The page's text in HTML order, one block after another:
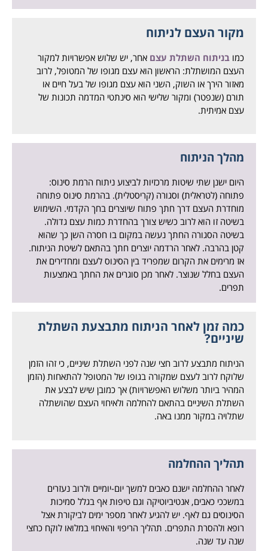
מקור העצם לניתוח
כמו בניתוח השתלת עצם אחר, יש שלוש אפשרויות למקור
העצם המושתלת: הראשון הוא עצם מגופו של המטופל, לרוב
מאזור הירך או השוק, השני הוא עצם מגופו של בעל חיים או
תורם (שנפטר) ומקור שלישי הוא סינתטי המדמה תכונות של
עצם אמיתית.
מהלך הניתוח
היום ישנן שתי שיטות מרכזיות לביצוע ניתוח הרמת סינוס:
פתוחה (לטראלית) וסגורה (קריסטלית). בהרמת סינוס פתוחה
מוחדרת העצם דרך חתך פתוח שיוצרים בחך הקדמי. השימוש
בשיטה זו הוא לרוב כשיש צורך בהחדרת כמות עצם גדולה.
בשיטה הסגורה החתך נעשה במקום בו חסרה השן כך שהוא
קטן בהרבה. לאחר הרדמה יוצרים חתך בהתאם לשיטת הניתוח.
אז מרימים את הקרום שמפריד בין הסינוס לעצם ומחדירים את
העצם בחלל שנוצר. לאחר מכן סוגרים את החתך באמצעות
תפרים.
כמה זמן לאחר הניתוח מתבצעת השתלת
שיניים?
הניתוח מתבצע לרוב חצי שנה לפני השתלת שיניים, כי זהו הזמן
שלוקח לרוב לעצם שמקורה בגופו של המטופל להתאחות (הזמן
המהיר ביותר משלוש האפשרויות) אך כמובן שיש לבצע את
השתלת השיניים בהתאם להחלמה ולאיחוי העצם שהושתלה
שתלויה במקור ממנו באה.
תהליך ההחלמה
לאחר ההחלמה ישנם כאבים למשך יום-יומיים ולרוב נעזרים
במשככי כאבים, אנטיביוטיקה וגם טיפות אף בגלל סמיכות
הסינוסים גם לאף. יש להגיע לאחר מספר ימים לביקורת אצל
רופא ולהסרת התפרים. תהליך הריפוי והאיחוי במלואו לוקח כחצי
שנה עד שנה.